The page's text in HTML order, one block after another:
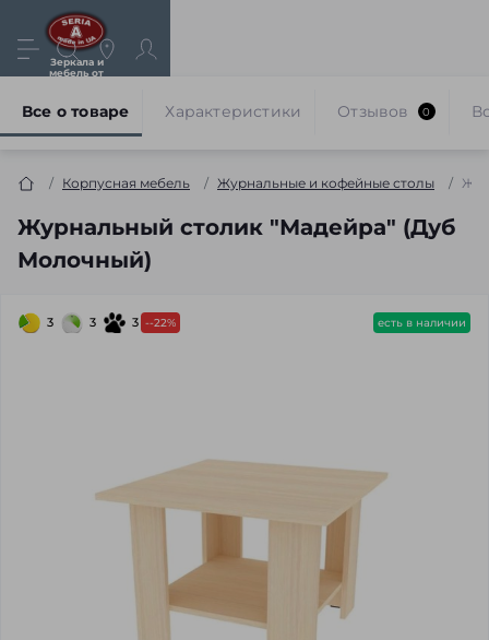
Зеркала и
мебель от
Корпусная мебель Журнальные и кофейные столы
Журнальный столик "Мадейра" (Дуб
Молочный)
Все о товаре Характеристики Отзывов 0
3 3 3 --22% есть в наличии